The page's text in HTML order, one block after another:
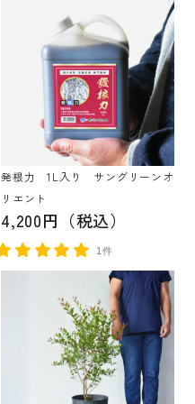
発根力 1L入り サングリーンオ
リエント
4,200円（税込）
1件